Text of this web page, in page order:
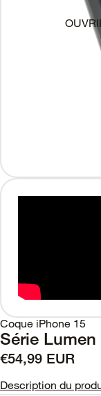
Coque iPhone 15
Série
€54,99 EUR
Description du